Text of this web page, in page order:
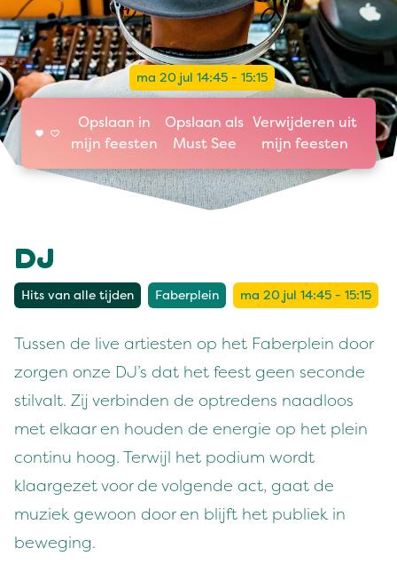
ma 20 jul 14:45 - 15:15
Opslaan in
mijn feesten
Opslaan als
Must See
Verwijderen uit
mijn feesten
DJ
Hits van alle tijden Faberplein ma 20 jul 14:45 - 15:15
Tussen de live artiesten op het Faberplein door
zorgen onze DJ’s dat het feest geen seconde
stilvalt. Zij verbinden de optredens naadloos
met elkaar en houden de energie op het plein
continu hoog. Terwijl het podium wordt
klaargezet voor de volgende act, gaat de
muziek gewoon door en blijft het publiek in
beweging.